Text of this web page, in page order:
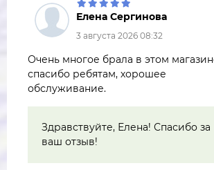
Елена Сергинова
3 августа 2026 08:32
Очень многое брала в этом
спасибо ребятам, хорошее
обслуживание.
Здравствуйте, Елена! Спасибо за
ваш отзыв!